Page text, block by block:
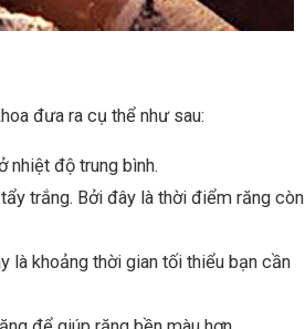
đưa ra cụ thể như sau:
nhiệt độ trung bình.
trắng. Bởi đây là thời điểm răng còn
là khoảng thời gian tối thiểu bạn cần